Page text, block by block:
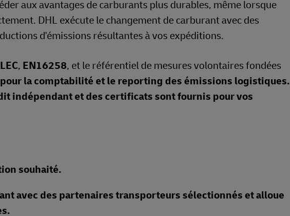
aux avantages de carburants plus durables, même lorsque
DHL exécute le changement de carburant avec des
d'émissions résultantes à vos expéditions.
, EN16258, et le référentiel de mesures volontaires fondées
pour la comptabilité et le reporting des émissions logistiques.
indépendant et des certificats sont fournis pour vos
souhaité.
avec des partenaires transporteurs sélectionnés et alloue